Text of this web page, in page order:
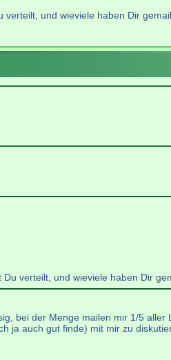
verteilt, und wieviele haben Dir
verteilt, und wieviele haben Dir
bei der Menge mailen mir 1/5
ja auch gut finde) mit mir zu